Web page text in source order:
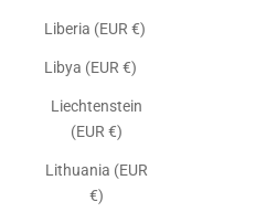
Liberia (EUR €)
Libya (EUR €)
Liechtenstein
(EUR €)
Lithuania (EUR
€)